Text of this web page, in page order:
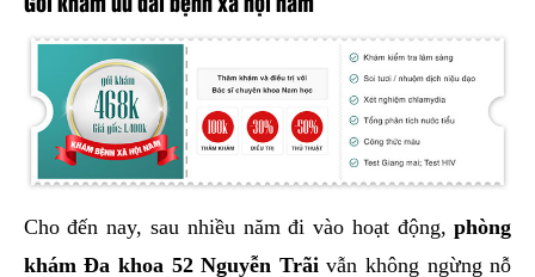
Cho đến nay, sau nhiều năm đi vào hoạt động,phòng
khám Đa khoa 52 Nguyễn Trãivẫn không ngừng nỗ